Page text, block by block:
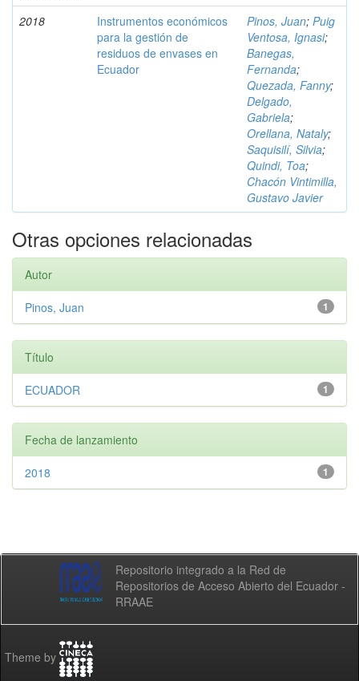
2018
Instrumentos económicos
para la gestión de
residuos de envases en
Ecuador
Pinos, Juan; Puig
Ventosa, Ignasi;
Banegas,
Fernanda;
Quezada, Fanny;
Delgado,
Gabriela;
Orellana, Nataly;
Saquisilí, Silvia;
Quindi, Toa;
Chacón Vintimilla,
Gustavo Javier
Otras opciones relacionadas
Autor
1
Pinos, Juan
Título
1
ECUADOR
Fecha de lanzamiento
1
2018
Repositorio integrado a la Red de
Repositorios de Acceso Abierto del Ecuador -
RRAAE
Theme by